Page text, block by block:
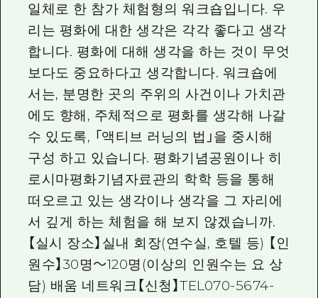
일체로 한 참가 체험형의 워크숍입니다. 우
리는 평화에 대한 생각은 각각 좋다고 생각
합니다. 평화에 대해 생각을 하는 것이 무엇
보다도 중요하다고 생각합니다. 워크숍에
서는, 분명한 곳의 주위의 사건이나 가치관
에도 향해, 주체적으로 평화를 생각해 나갈
수 있도록, 「액티브 러닝의 법」을 중시해
구성 하고 있습니다. 평화기념공원이나 히
로시마평화기념자료관의 학학 등을 통해
떠오르고 있는 생각이나 생각을 그 자리에
서 깊게 하는 체험을 해 보지 않겠습니까.
【실시 장소】실내 회장(연수실, 호텔 등) 【인
원수】30명～120명(이상의 인원수는 요 상
담) 배움 네트워크【신청】TEL070-5674-